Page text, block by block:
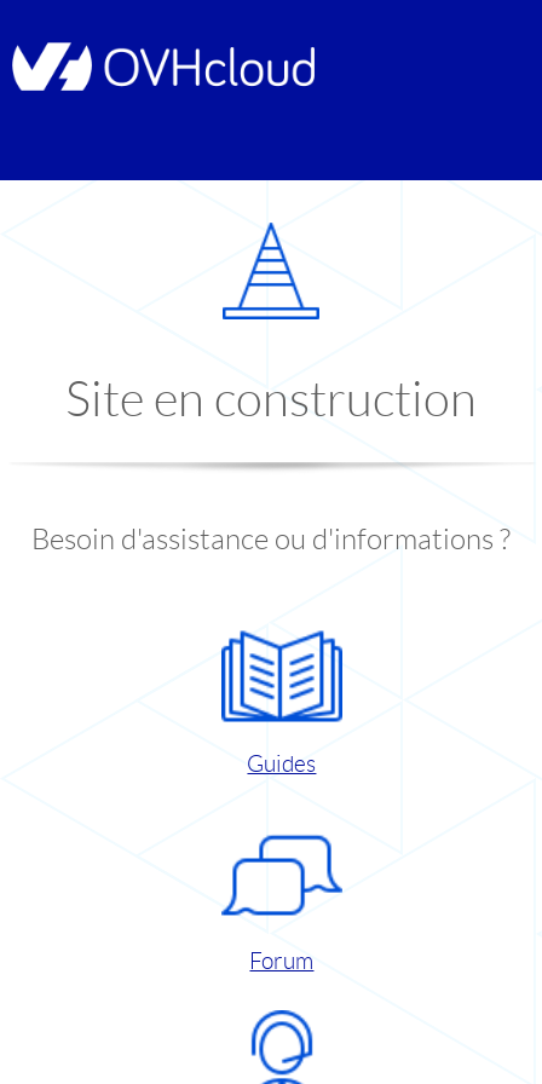
Site en construction
Besoin d'assistance ou d'informations ?
Guides
Forum